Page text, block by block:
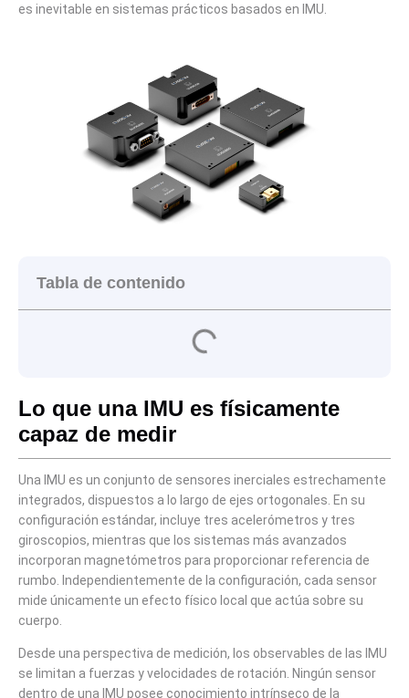
es inevitable en sistemas prácticos basados ​​en IMU.
Tabla de contenido
Lo que una IMU es físicamente
capaz de medir
Una IMU es un conjunto de sensores inerciales estrechamente
integrados, dispuestos a lo largo de ejes ortogonales. En su
configuración estándar, incluye tres acelerómetros y tres
giroscopios, mientras que los sistemas más avanzados
incorporan magnetómetros para proporcionar referencia de
rumbo. Independientemente de la configuración, cada sensor
mide únicamente un efecto físico local que actúa sobre su
cuerpo.
Desde una perspectiva de medición, los observables de las IMU
se limitan a fuerzas y velocidades de rotación. Ningún sensor
dentro de una IMU posee conocimiento intrínseco de la